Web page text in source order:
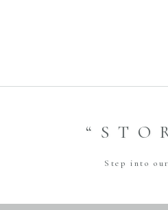
Step into